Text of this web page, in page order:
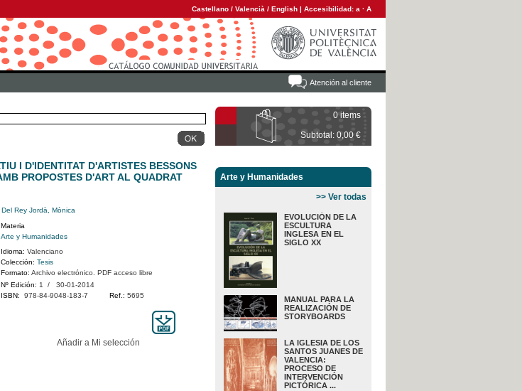
Castellano / Valencià / English | Accesibilidad: a · A
Atención al cliente
0 items
Subtotal: 0,00 €
Arte y Humanidades
>> Ver todas
EVOLUCIÓN DE LA
ESCULTURA
INGLESA EN EL
SIGLO XX
MANUAL PARA LA
REALIZACIÓN DE
STORYBOARDS
LA IGLESIA DE LOS
SANTOS JUANES DE
VALENCIA:
PROCESO DE
INTERVENCIÓN
PICTÓRICA ...
I D'IDENTITAT D'ARTISTES BESSONS
PROPOSTES D'ART AL QUADRAT
Del Rey Jordà, Mònica
Materia
Arte y Humanidades
Idioma: Valenciano
Colección: Tesis
Formato: Archivo electrónico. PDF acceso libre
Nº Edición: 1 / 30-01-2014
ISBN:
978-84-9048-183-7 Ref.: 5695
Añadir a Mi selección